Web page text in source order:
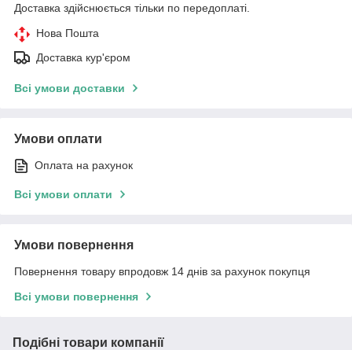
Доставка здійснюється тільки по передоплаті.
Нова Пошта
Доставка кур'єром
Всі умови доставки
Умови оплати
Оплата на рахунок
Всі умови оплати
Умови повернення
Повернення товару впродовж 14 днів за рахунок покупця
Всі умови повернення
Подібні товари компанії